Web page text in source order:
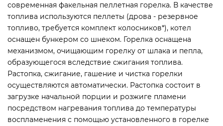
современная факельная пеллетная горелка. В качестве
топлива используются пеллеты (дрова - резервное
топливо, требуется комплект колосников*), котел
оснащен бункером со шнеком. Горелка оснащена
механизмом, очищающим горелку от шлака и пепла,
образующегося вследствие сжигания топлива.
Растопка, сжигание, гашение и чистка горелки
осуществляются автоматически. Растопка состоит в
загрузке начальной порции и розжиге пламени
посредством нагревания топлива до температуры
воспламенения с помощью установленного в горелке